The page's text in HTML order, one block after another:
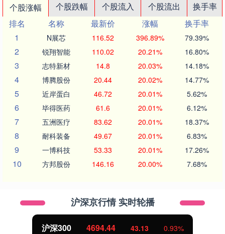
个股涨幅 个股跌幅 个股流入 个股流出
换手率
排名
名称 最新价 涨幅
换手率
1
N展芯 116.52 396.89% 79.39%
2 锐翔智能 110.02 20.21% 16.80%
3 志特新材 14.8 20.03% 14.18%
4 博腾股份 20.44 20.02% 14.77%
5 近岸蛋白 46.72 20.01% 5.62%
6 毕得医药 61.6 20.01% 6.12%
7 五洲医疗 83.62 20.01% 18.37%
8 耐科装备 49.67 20.01% 6.83%
9 一博科技 53.33 20.01% 17.26%
10 方邦股份 146.16 20.00% 7.68%
沪深京行情 实时轮播
沪深300 4694.44 43.13 0.93%